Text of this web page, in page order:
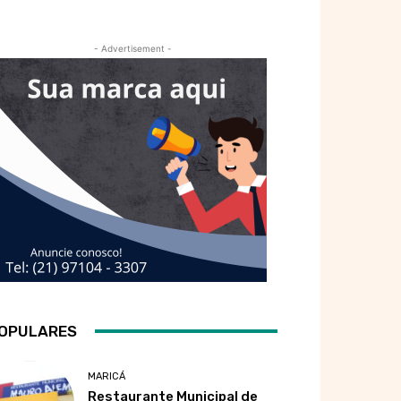
- Advertisement -
MARICÁ
Restaurante Municipal de